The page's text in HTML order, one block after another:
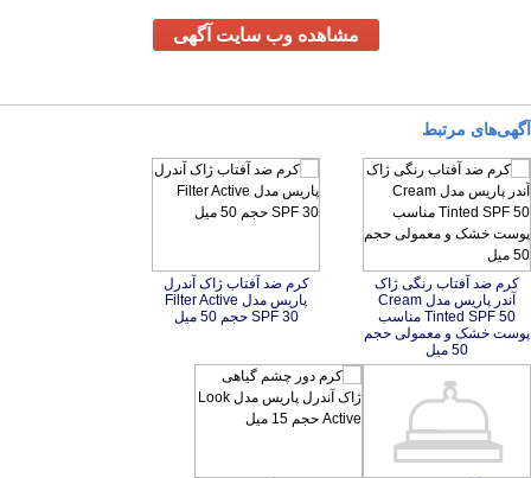
مشاهده وب سایت آگهی
آگهی‌های مرتبط
کرم ضد آفتاب رنگی ژاک
آندر پاریس مدل Cream
Tinted SPF 50 مناسب
پوست خشک و معمولی حجم
50 میل
کرم ضد آفتاب ژاک آندرل
پاریس مدل Filter Active
SPF 30 حجم 50 میل